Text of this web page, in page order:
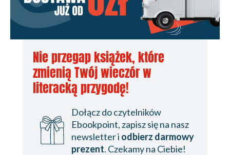
Nie przegap książek, które
zmienią Twój wieczór w
literacką przygodę!
Dołącz do czytelników
Ebookpoint, zapisz się na nasz
newsletter i odbierz darmowy
prezent. Czekamy na Ciebie!